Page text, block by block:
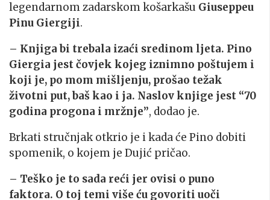
legendarnom zadarskom košarkašu Giuseppeu
Pinu Giergiji.
– Knjiga bi trebala izaći sredinom ljeta. Pino
Giergia jest čovjek kojeg iznimno poštujem i
koji je, po mom mišljenju, prošao težak
životni put, baš kao i ja. Naslov knjige jest “70
godina progona i mržnje”, dodao je.
Brkati stručnjak otkrio je i kada će Pino dobiti
spomenik, o kojem je Dujić pričao.
– Teško je to sada reći jer ovisi o puno
faktora. O toj temi više ću govoriti uoči